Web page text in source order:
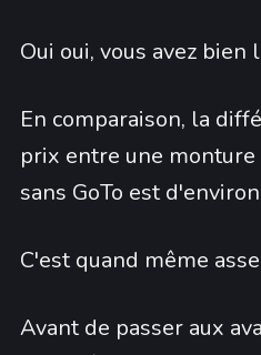
Oui oui, vous avez bien
En comparaison, la
prix entre une
sans GoTo est
C'est quand même
Avant de passer aux